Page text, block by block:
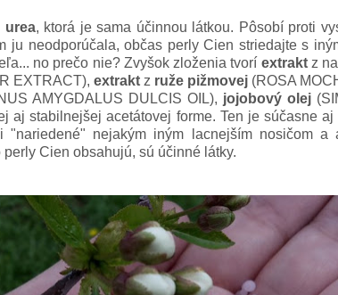
urea, ktorá je sama účinnou látkou. Pôsobí proti
ju neodporúčala, občas perly Cien striedajte s
no prečo nie? Zvyšok zloženia tvorí extrakt z
EXTRACT), extrakt z ruže pižmovej (ROSA
AMYGDALUS DULCIS OIL), jojobový olej
aj stabilnejšej acetátovej forme. Ten je súčasne
"nariedené" nejakým iným lacnejším nosičom
Cien obsahujú, sú účinné látky.